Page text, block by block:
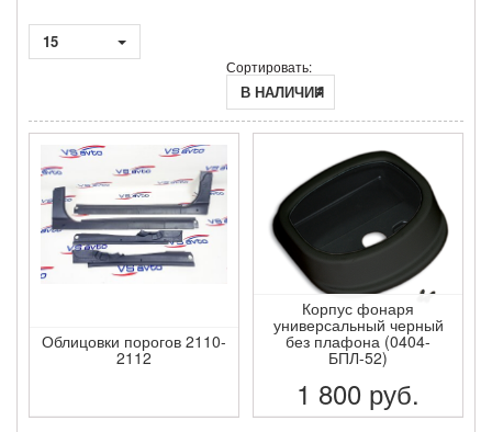
15
Сортировать:
В НАЛИЧИИ
Облицовки порогов 2110-
2112
Корпус фонаря
универсальный черный
без плафона (0404-
БПЛ-52)
1 800 руб.